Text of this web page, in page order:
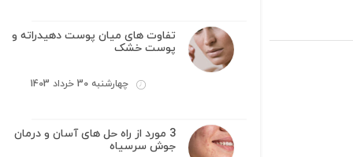
تفاوت های میان پوست دهیدراته و
پوست خشک
چهارشنبه 30 خرداد 1403
3 مورد از راه حل های آسان و درمان
جوش سرسیاه